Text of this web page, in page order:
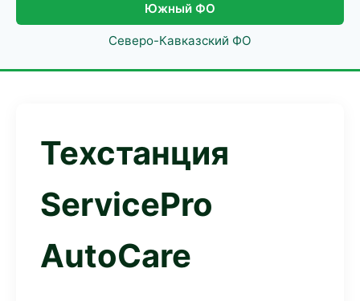
Южный ФО
Северо-Кавказский ФО
Техстанция
ServicePro
AutoCare